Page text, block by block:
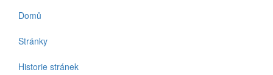
Domů
Stránky
Historie stránek